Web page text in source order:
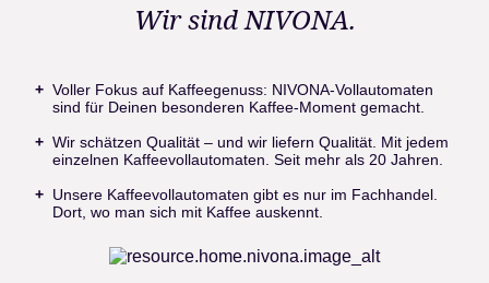
Wir sind NIVONA.
Voller Fokus auf Kaffeegenuss: NIVONA-Vollautomaten
sind für Deinen besonderen Kaffee-Moment gemacht.
Wir schätzen Qualität – und wir liefern Qualität. Mit jedem
einzelnen Kaffeevollautomaten. Seit mehr als 20 Jahren.
Unsere Kaffeevollautomaten gibt es nur im Fachhandel.
Dort, wo man sich mit Kaffee auskennt.